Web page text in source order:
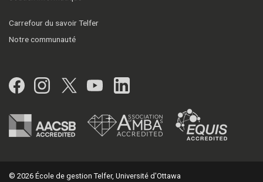
Carrefour du savoir Telfer
Notre communauté
Facebook
Instagram
Twitter
YouTubeLinkedIn
© 2026 École de gestion Telfer, Université d'Ottawa